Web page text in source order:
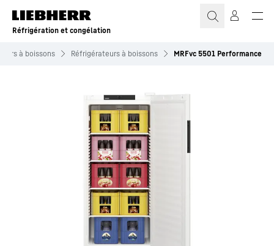
Réfrigération et congélation
à boissons Réfrigérateurs à boissons MRFvc 5501 Performance